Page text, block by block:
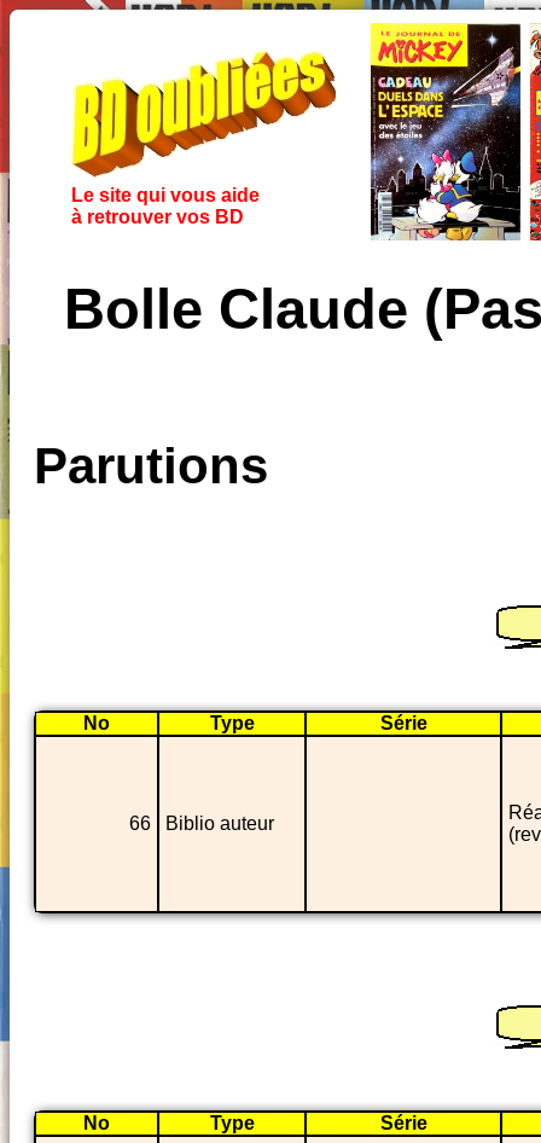
Le site qui vous aide
à retrouver vos BD
Bolle Claude
Parutions
No Type Série
66 Biblio auteur
No Type Série